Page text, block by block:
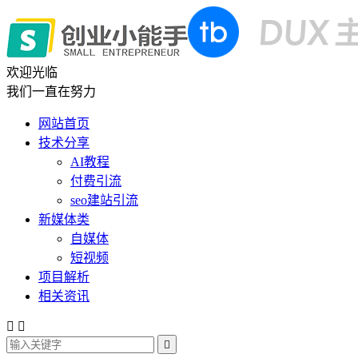
欢迎光临
我们一直在努力
网站首页
技术分享
AI教程
付费引流
seo建站引流
新媒体类
自媒体
短视频
项目解析
相关资讯
 
